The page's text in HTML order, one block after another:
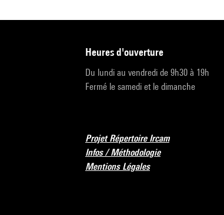
heures d'ouverture
Du lundi au vendredi de 9h30 à 19h
Fermé le samedi et le dimanche
Projet Répertoire Ircam
Infos / Méthodologie
Mentions Légales